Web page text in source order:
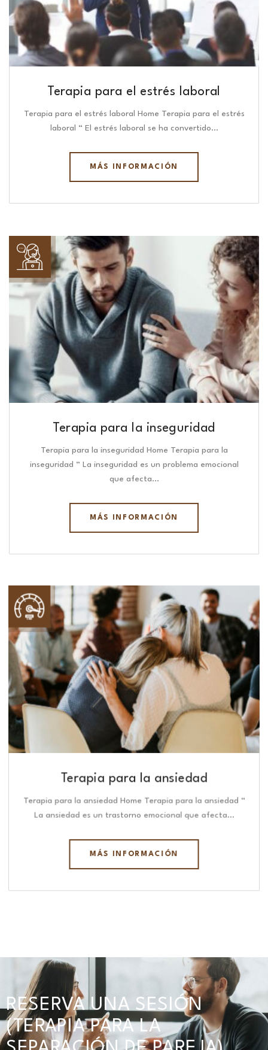
Terapia para el estrés laboral
Terapia para el estrés laboral Home Terapia para el estrés
laboral “ El estrés laboral se ha convertido…
MÁS INFORMACIÓN
Terapia para la inseguridad
Terapia para la inseguridad Home Terapia para la
inseguridad “ La inseguridad es un problema emocional
que afecta…
MÁS INFORMACIÓN
Terapia para la ansiedad
Terapia para la ansiedad Home Terapia para la ansiedad “
La ansiedad es un trastorno emocional que afecta…
MÁS INFORMACIÓN
RESERVA UNA SESIÓN
(TERAPIA PARA LA